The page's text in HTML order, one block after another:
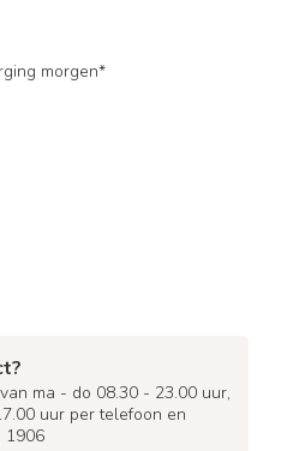
morgen*
ma - do 08.30 - 23.00 uur,
uur per telefoon en
1906